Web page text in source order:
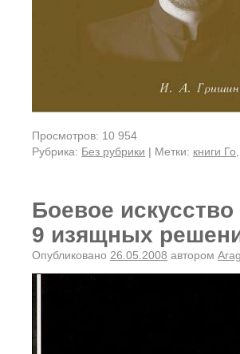
Просмотров: 10 954
Рубрика: Без рубрики | Метки: книги Го
Боевое
9 изящных
Опубликовано 26.05.2008 автором